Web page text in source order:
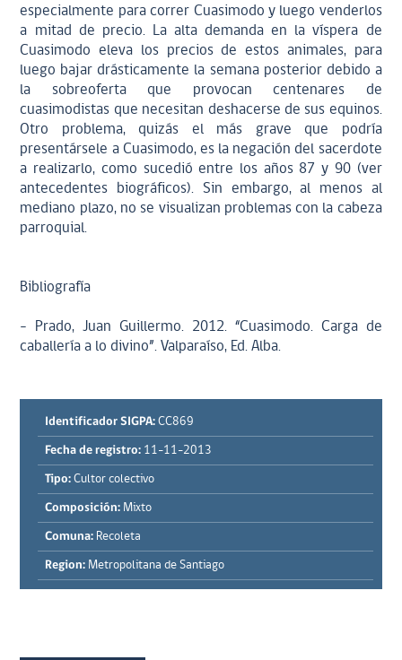
especialmente para correr Cuasimodo y luego venderlos
a mitad de precio. La alta demanda en la víspera de
Cuasimodo eleva los precios de estos animales, para
luego bajar drásticamente la semana posterior debido a
la sobreoferta que provocan centenares de
cuasimodistas que necesitan deshacerse de sus equinos.
Otro problema, quizás el más grave que podría
presentársele a Cuasimodo, es la negación del sacerdote
a realizarlo, como sucedió entre los años 87 y 90 (ver
antecedentes biográficos). Sin embargo, al menos al
mediano plazo, no se visualizan problemas con la cabeza
parroquial.
Bibliografía
- Prado, Juan Guillermo. 2012. “Cuasimodo. Carga de
caballería a lo divino”. Valparaíso, Ed. Alba.
Identificador SIGPA: CC869
Fecha de registro: 11-11-2013
Tipo: Cultor colectivo
Composición: Mixto
Comuna: Recoleta
Region: Metropolitana de Santiago